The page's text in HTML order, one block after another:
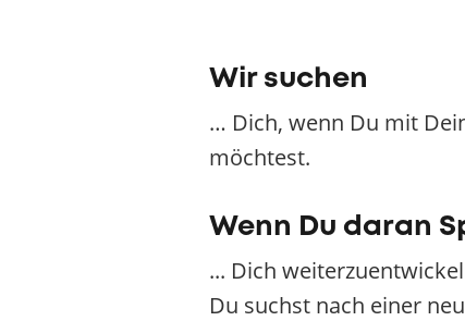
Wir suchen
… Dich, wenn Du mit
möchtest.
Wenn Du daran
... Dich
Du suchst nach einer